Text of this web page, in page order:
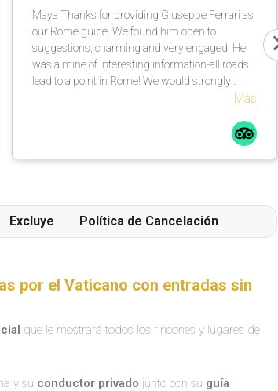
Maya Thanks for providing Giuseppe Ferrari as
our Rome guide. We found him open to
suggestions, charming and very engaged. He
was a mine of interesting information-all roads
lead to a point in Rome! We would strongly
recommend him to visitors interested in theMás
Excluye Política de Cancelación
por el Vaticano con entradas sin
que le mostrará todos los rincones y lugares de
y su conductor privado junto con su guía